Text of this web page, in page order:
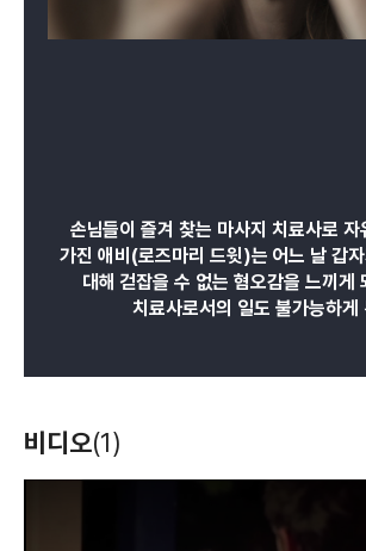
손님들이 즐겨 찾는 마사지 치료사로 자
가진 애비(로즈마리 드윗)는 어느 날 갑자
대해 걷잡을 수 없는 혐오감을 느끼게
치료사로서의 일도 불가능하게
비디오(1)